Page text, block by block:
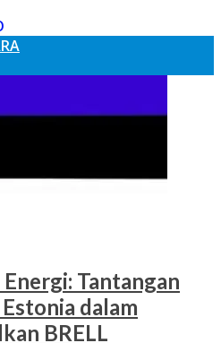
Energi: Tantangan
dalam
BRELL